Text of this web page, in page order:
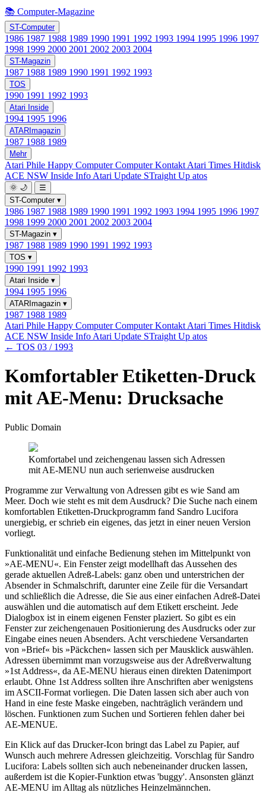
📚 Computer-Magazine
ST-Computer
1986 1987 1988 1989 1990 1991 1992 1993 1994 1995 1996 1997
1998 1999 2000 2001 2002 2003 2004
ST-Magazin
1987 1988 1989 1990 1991 1992 1993
TOS
1990 1991 1992 1993
Atari Inside
1994 1995 1996
ATARImagazin
1987 1988 1989
Mehr
Atari Phile Happy ComputerComputer Kontakt Atari Times Hitdisk
ACE NSW Inside Info Atari Update STraight Up atos
🌞 🌙
☰
ST-Computer ▾
1986 1987 1988 1989 1990 1991 1992 1993 1994 1995 1996 1997
1998 1999 2000 2001 2002 2003 2004
ST-Magazin ▾
1987 1988 1989 1990 1991 1992 1993
TOS ▾
1990 1991 1992 1993
Atari Inside ▾
1994 1995 1996
ATARImagazin ▾
1987 1988 1989
Atari Phile Happy ComputerComputer Kontakt Atari Times Hitdisk
ACE NSW Inside Info Atari Update STraight Up atos
← TOS 03 / 1993
Komfortabler Etiketten-Druck
mit AE-Menu: Drucksache
Public Domain
Komfortabel und zeichengenau lassen sich Adressen
mit AE-MENU nun auch serienweise ausdrucken
Programme zur Verwaltung von Adressen gibt es wie Sand am
Meer. Doch wie steht es mit dem Ausdruck? Die Suche nach einem
komfortablen Etiketten-Druckprogramm fand Sandro Lucifora
unergiebig, er schrieb ein eigenes, das jetzt in einer neuen Version
vorliegt.
Funktionalität und einfache Bedienung stehen im Mittelpunkt von
»AE-MENU«. Ein Fenster zeigt modellhaft das Aussehen des
gerade aktuellen Adreß-Labels: ganz oben und unterstrichen der
Absender in Schmalschrift, darunter eine Zeile für die Versandart
und schließlich die Adresse, die Sie aus einer einfachen Adreß-Datei
auswählen und die automatisch auf dem Etikett erscheint. Jede
Dialogbox ist in einem eigenen Fenster plaziert. So gibt es ein
Fenster zur zeichengenauen Positionierung des Ausdrucks oder zur
Eingabe eines neuen Absenders. Acht verschiedene Versandarten
von »Brief« bis »Päckchen« lassen sich per Mausklick auswählen.
Adressen übernimmt man vorzugsweise aus der Adreßverwaltung
»1st Address«, da AE-MENU hieraus einen direkten Datenimport
erlaubt. Ohne 1st Address sollten ihre Anschriften aber wenigstens
im ASCII-Format vorliegen. Die Daten lassen sich aber auch von
Hand in eine feste Maske eingeben, nachträglich verändern und
löschen. Funktionen zum Suchen und Sortieren fehlen daher bei
AE-MENUE.
Ein Klick auf das Drucker-Icon bringt das Label zu Papier, auf
Wunsch auch mehrere Adressen gleichzeitig. Vorschlag für Sandro
Lucifora: Labels sollten sich auch nebeneinander drucken lassen,
außerdem ist die Kopier-Funktion etwas 'buggy'. Ansonsten glänzt
AE-MENU im Alltag als nützliches Heinzelmännchen.